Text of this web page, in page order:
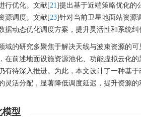
行优化。文献[21]提出基于近端策略优化的
源调度。文献[23]针对当前卫星地面站资源
据动态优化调度方案，提升灵活性和系统纠
域的研究多聚焦于解决天线与波束资源的
在前述地面设施资源池化、功能虚拟云化
有待深入推进。为此，本文设计了一种基
灵活分配，显著降低调度延迟，提升资源的
型